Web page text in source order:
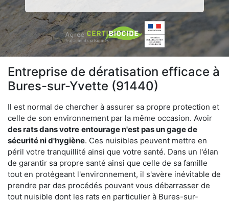
Entreprise de dératisation efficace à
Bures-sur-Yvette (91440)
Il est normal de chercher à assurer sa propre protection et
celle de son environnement par la même occasion. Avoir
des rats dans votre entourage n'est pas un gage de
sécurité ni d'hygiène. Ces nuisibles peuvent mettre en
péril votre tranquillité ainsi que votre santé. Dans un l'élan
de garantir sa propre santé ainsi que celle de sa famille
tout en protégeant l'environnement, il s'avère inévitable de
prendre par des procédés pouvant vous débarrasser de
tout nuisible dont les rats en particulier à Bures-sur-